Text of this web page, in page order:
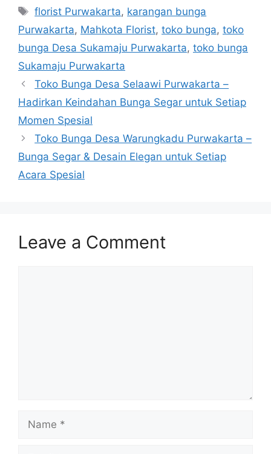
florist Purwakarta, karangan bunga
Purwakarta, Mahkota Florist, toko bunga, toko
bunga Desa Sukamaju Purwakarta, toko bunga
Sukamaju Purwakarta
Toko Bunga Desa Selaawi Purwakarta –
Hadirkan Keindahan Bunga Segar untuk Setiap
Momen Spesial
Toko Bunga Desa Warungkadu Purwakarta –
Bunga Segar & Desain Elegan untuk Setiap
Acara Spesial
Leave a Comment